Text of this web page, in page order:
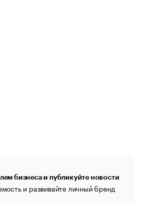
бизнеса и публикуйте новости
и развивайте личный бренд